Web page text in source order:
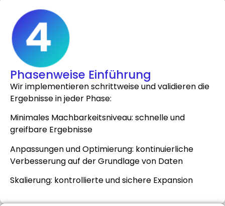
Phasenweise Einführung
Wir implementieren schrittweise und validieren die
Ergebnisse in jeder Phase:
Minimales Machbarkeitsniveau: schnelle und
greifbare Ergebnisse
Anpassungen und Optimierung: kontinuierliche
Verbesserung auf der Grundlage von Daten
Skalierung: kontrollierte und sichere Expansion